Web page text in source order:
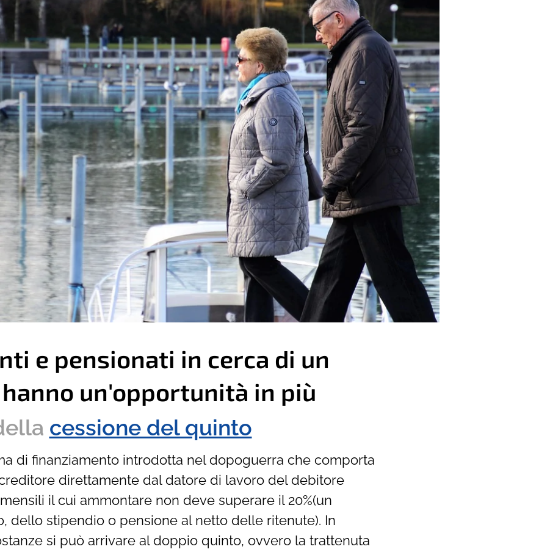
e pensionati in cerca di un
un'opportunità in più
cessione del quinto
di finanziamento introdotta nel dopoguerra che comporta
direttamente dal datore di lavoro del debitore
il cui ammontare non deve superare il 20%(un
dello stipendio o pensione al netto delle ritenute). In
si può arrivare al doppio quinto, ovvero la trattenuta